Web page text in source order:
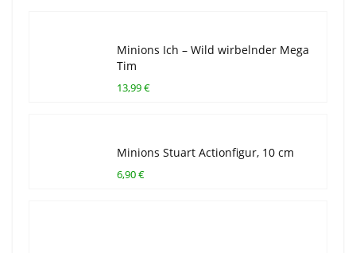
Minions Ich – Wild wirbelnder Mega
Tim
13,99 €
Minions Stuart Actionfigur, 10 cm
6,90 €